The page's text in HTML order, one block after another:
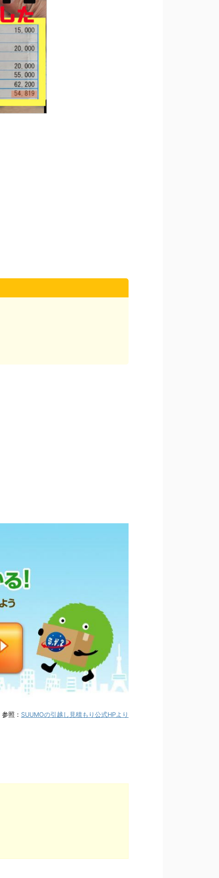
参照： SUUMOの引越し見積もり公式HPより